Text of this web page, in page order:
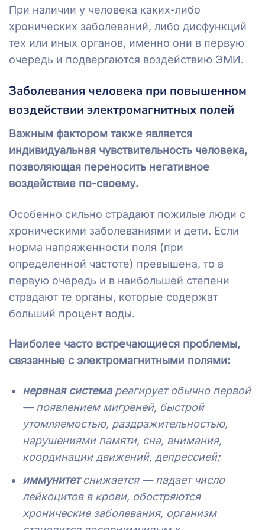
При наличии у человека каких-либо
хронических заболеваний, либо дисфункций
тех или иных органов, именно они в первую
очередь и подвергаются воздействию ЭМИ.
Заболевания человека при повышенном
воздействии электромагнитных полей
Важным фактором также является
индивидуальная чувствительность человека,
позволяющая переносить негативное
воздействие по-своему.
Особенно сильно страдают пожилые люди с
хроническими заболеваниями и дети. Если
норма напряженности поля (при
определенной частоте) превышена, то в
первую очередь и в наибольшей степени
страдают те органы, которые содержат
больший процент воды.
Наиболее часто встречающиеся проблемы,
связанные с электромагнитными полями:
нервная системареагирует обычно первой
— появлением мигреней, быстрой
утомляемостью, раздражительностью,
нарушениями памяти, сна, внимания,
координации движений, депрессией;
иммунитетснижается — падает число
лейкоцитов в крови, обостряются
хронические заболевания, организм